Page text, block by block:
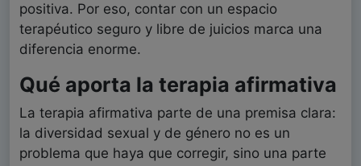
positiva. Por eso, contar con un espacio
terapéutico seguro y libre de juicios marca una
diferencia enorme.
Qué aporta la terapia afirmativa
La terapia afirmativa parte de una premisa clara:
la diversidad sexual y de género no es un
problema que haya que corregir, sino una parte